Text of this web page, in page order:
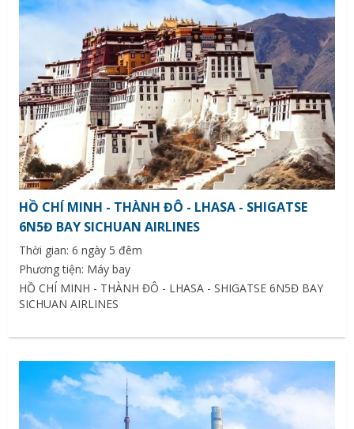
HỒ CHÍ MINH - THÀNH ĐÔ - LHASA - SHIGATSE
6N5Đ BAY SICHUAN AIRLINES
Thời gian: 6 ngày 5 đêm
Phương tiện: Máy bay
HỒ CHÍ MINH - THÀNH ĐÔ - LHASA - SHIGATSE 6N5Đ BAY
SICHUAN AIRLINES